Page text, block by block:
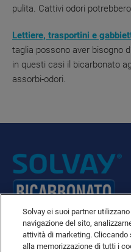
pulita. Cattivi odori
Lettiere, trasportini e
taglia possono aver bisogno
in questi casi il bicarbonato
assorbi-odori.
Politica sulla
Solvay ei suoi partner
navigazione del sito,
attività di marketing.
alla memorizzazione di tutti i